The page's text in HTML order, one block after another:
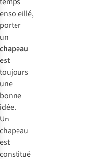
ensoleillé,
porter
un
chapeau
est
toujours
une
bonne
idée.
Un
chapeau
est
constitué